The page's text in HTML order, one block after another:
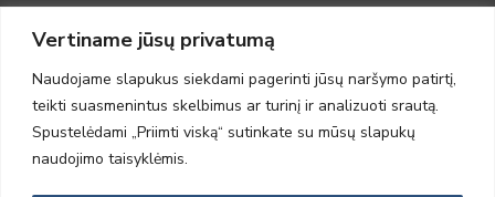
Vertiname jūsų privatumą
Naudojame slapukus siekdami pagerinti jūsų naršymo patirtį,
teikti suasmenintus skelbimus ar turinį ir analizuoti srautą.
Spustelėdami „Priimti viską“ sutinkate su mūsų slapukų
naudojimo taisyklėmis.
Portalas sukurtas įgyvendinant Lietuvos Respublikos, Europos
ekonominės erdvės ir Norvegijos finansinių mechanizmų iš dalies
finansuojamą paprojektį
„LOD visuomeninės /gamtosauginės veiklos sustiprinimas ir įvaizdžio
formavimas įtraukiant visuomenę į aplinkosauginių tyrimų veiklą“
(paprojekčio
įgyvendinimo sutarties numeris 2004-LT0008-NVO-1EEE/NOR-02-